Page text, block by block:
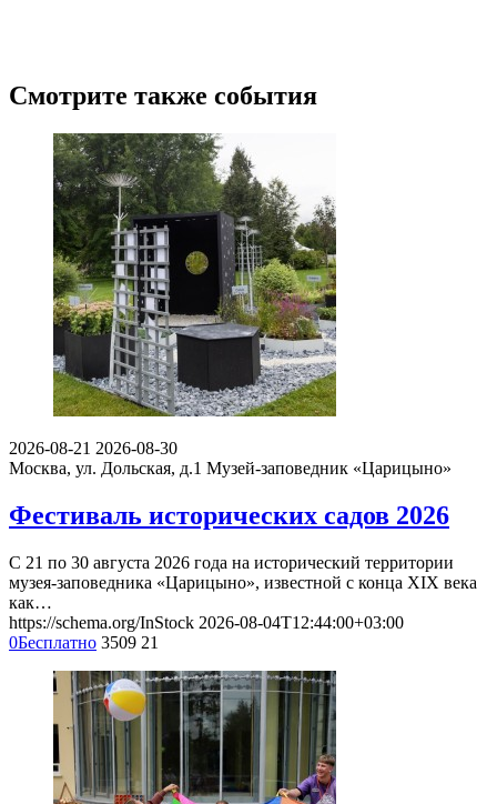
Смотрите также события
2026-08-21 2026-08-30
Москва, ул. Дольская, д.1 Музей-заповедник «Царицыно»
Фестиваль исторических садов 2026
С 21 по 30 августа 2026 года на исторический территории
музея-заповедника «Царицыно», известной с конца XIX века
как…
https://schema.org/InStock 2026-08-04T12:44:00+03:00
0Бесплатно 3509 21